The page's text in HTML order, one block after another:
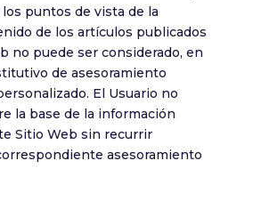
puntos de vista de la
de los artículos publicados
no puede ser considerado, en
de asesoramiento
El Usuario no
la base de la información
Sitio Web sin recurrir
asesoramiento